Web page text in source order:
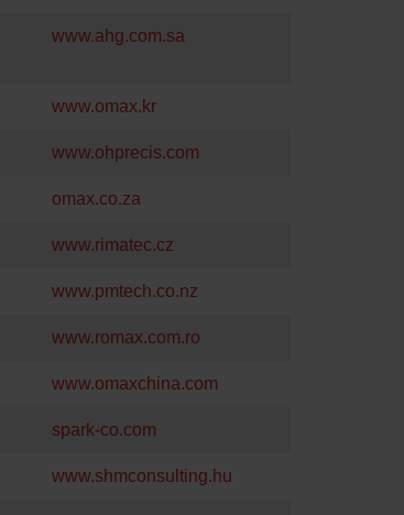
www.ahg.com.sa
www.omax.kr
www.ohprecis.com
omax.co.za
www.rimatec.cz
www.pmtech.co.nz
www.romax.com.ro
www.omaxchina.com
spark-co.com
www.shmconsulting.hu